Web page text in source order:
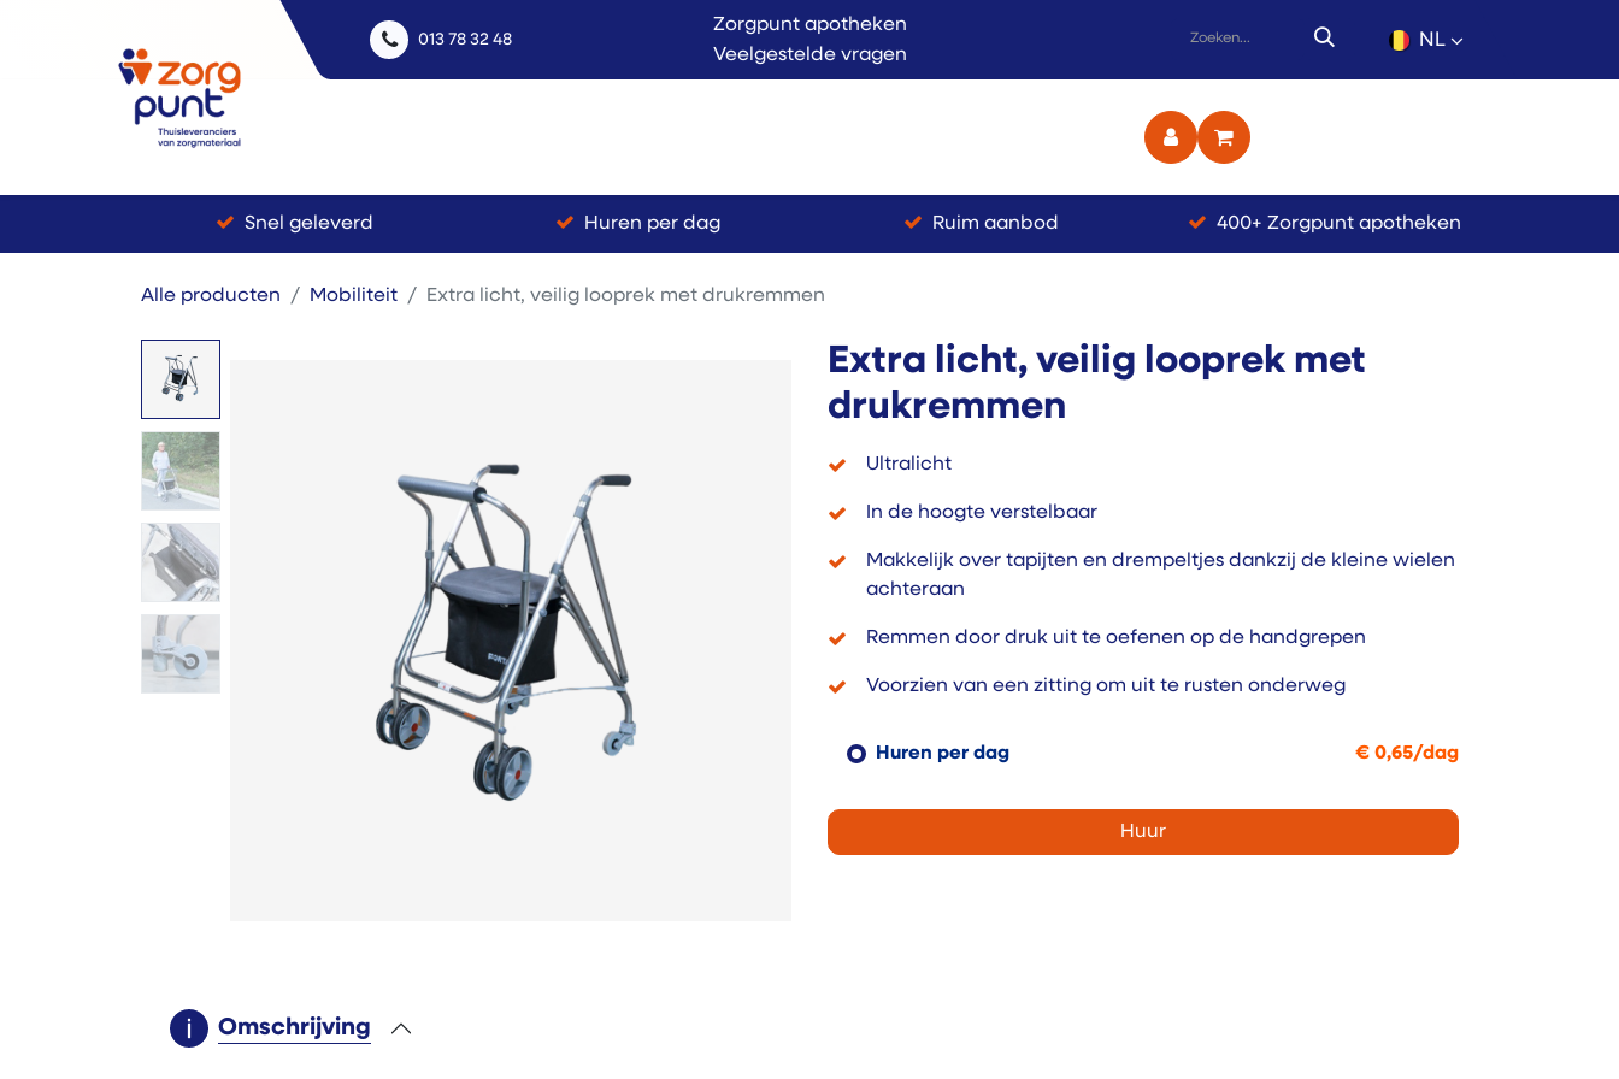
013 78 32 48
Zorgpunt apotheken
Veelgestelde vragen
NL
Snel geleverd Huren per dag Ruim aanbod 400+ Zorgpunt apotheken
Alle producten Mobiliteit Extra licht, veilig looprek met drukremmen
Extra licht, veilig looprek met
drukremmen
Ultralicht
In de hoogte verstelbaar
Makkelijk over tapijten en drempeltjes dankzij de kleine wielen
achteraan
Remmen door druk uit te oefenen op de handgrepen
Voorzien van een zitting om uit te rusten onderweg
Huren per dag € 0,65/dag
Huur
Omschrijving